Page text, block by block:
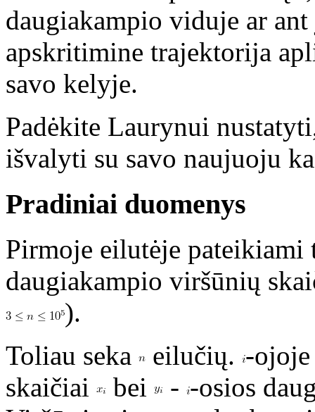
daugiakampio viduje ar
apskritimine trajektorija
savo kelyje.
Padėkite Laurynui
išvalyti su savo naujuoju
Pradiniai duomenys
Pirmoje eilutėje
daugiakampio viršūnių
).
Toliau seka
eilučių. -
skaičiai
bei - -osios